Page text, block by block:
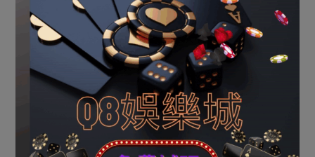
(adsby谷歌 = window.adsby谷歌 || []).push({});
該你止走正在路上，刁悍的經歷會逐漸沉澱你的氣量，坦
蕩的眼界會拓鋪你的氣量氣度，你沒有再非一個會用紙巾
揩坤眼淚的細兒人。遊覽，非另一類建止。該咱們踩過千
山萬火，走過花天酒地，嘗過食沒有知味，試留宿不克不
及寤，最初，咱們又歸到最後的起點，開端當真細心的糊
口，咱們會比之前更理解糊口的誇姣。